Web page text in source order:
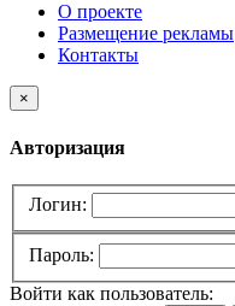
О проекте
Размещение рекламы
Контакты
×
Авторизация
Логин:
Пароль:
Войти как пользователь: